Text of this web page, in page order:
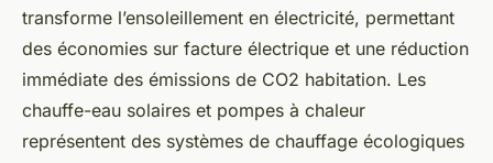
transforme l’ensoleillement en électricité, permettant
des économies sur facture électrique et une réduction
immédiate des émissions de CO2 habitation. Les
chauffe-eau solaires et pompes à chaleur
représentent des systèmes de chauffage écologiques